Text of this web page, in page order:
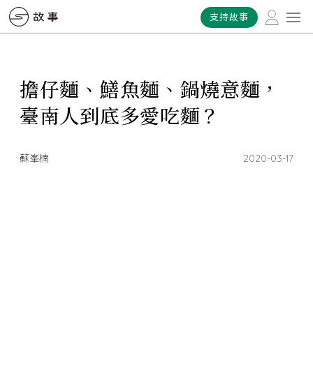
支持故事
擔仔麵、鱔魚麵、鍋燒意麵，
臺南人到底多愛吃麵？
蘇峯楠 2020-03-17